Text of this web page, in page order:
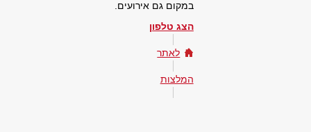
במקום גם אירועים.
הצג טלפון
לאתר
המלצות